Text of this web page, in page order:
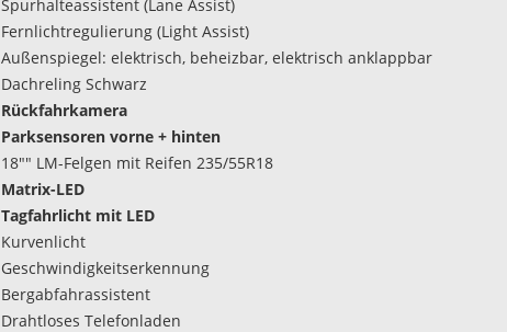
Spurhalteassistent (Lane Assist)
Fernlichtregulierung (Light Assist)
Außenspiegel: elektrisch, beheizbar, elektrisch anklappbar
Dachreling Schwarz
Rückfahrkamera
Parksensoren vorne + hinten
18"" LM-Felgen mit Reifen 235/55R18
Matrix-LED
Tagfahrlicht mit LED
Kurvenlicht
Geschwindigkeitserkennung
Bergabfahrassistent
Drahtloses Telefonladen